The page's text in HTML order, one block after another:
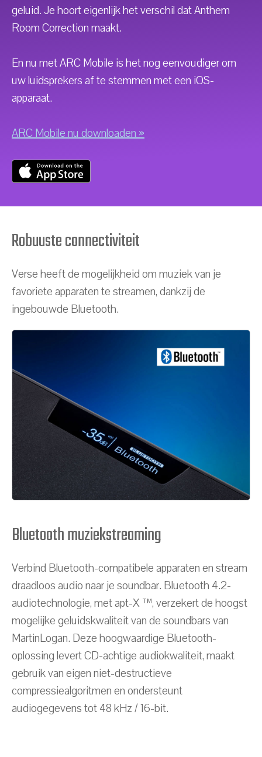
geluid. Je hoort eigenlijk het verschil dat Anthem
Room Correction maakt.
En nu met ARC Mobile is het nog eenvoudiger om
uw luidsprekers af te stemmen met een iOS-
apparaat.
ARC Mobile nu downloaden »
Robuuste connectiviteit
Verse heeft de mogelijkheid om muziek van je
favoriete apparaten te streamen, dankzij de
ingebouwde Bluetooth.
Bluetooth muziekstreaming
Verbind Bluetooth-compatibele apparaten en stream
draadloos audio naar je soundbar. Bluetooth 4.2-
audiotechnologie, met apt-X ™, verzekert de hoogst
mogelijke geluidskwaliteit van de soundbars van
MartinLogan. Deze hoogwaardige Bluetooth-
oplossing levert CD-achtige audiokwaliteit, maakt
gebruik van eigen niet-destructieve
compressiealgoritmen en ondersteunt
audiogegevens tot 48 kHz / 16-bit.